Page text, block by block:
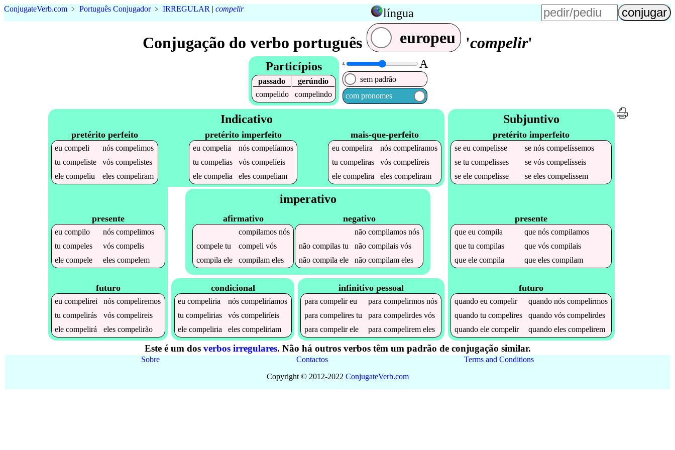
ConjugateVerb.com ﹥ Português Conjugador﹥ IRREGULAR | compelir língua
Conjugação do verbo português europeu 'compelir'
Particípios
passado
gerúndio
compelido
compelindo
A A
sem padrão
com pronomes
Indicativo
pretérito perfeito
eucompeli nóscompelimos
tucompeliste vóscompelistes
elecompeliu elescompeliram
pretérito imperfeito
eu compelia nós compelíamos
tu compelias vós compelíeis
ele compelia eles compeliam
mais-que-perfeito
eucompelira nóscompelíramos
tucompeliras vóscompelíreis
elecompelira elescompeliram
presente
eucompilo nóscompelimos
tucompeles vóscompelis
elecompele elescompelem
futuro
eucompelirei nóscompeliremos
tucompelirás vóscompelireis
elecompelirá elescompelirão
imperativo
afirmativo
compilamosnós
compeletu compeli vós
compila ele compilameles
negativo
não compilamosnós
não compilastu não compilaisvós
não compila ele não compilameles
condicional
eucompeliria nóscompeliríamos
tucompelirias vóscompeliríeis
elecompeliria elescompeliriam
infinitivo pessoal
paracompelireu paracompelirmos nós
paracompelires tu paracompelirdes vós
paracompelirele paracompelirem eles
Subjuntivo
pretérito imperfeito
seeucompelisse senóscompelíssemos
setucompelisses sevóscompelísseis
seelecompelisse seelescompelissem
presente
queeucompila quenóscompilamos
quetucompilas quevóscompilais
queelecompila queelescompilam
futuro
quandoeucompelir quandonóscompelirmos
quandotucompelires quandovóscompelirdes
quandoelecompelir quandoelescompelirem
Este é um dos verbos irregulares. Não há outros verbos têm um padrão de conjugação similar.
Sobre Contactos
Terms and Conditions
Copyright © 2012-2022 ConjugateVerb.com